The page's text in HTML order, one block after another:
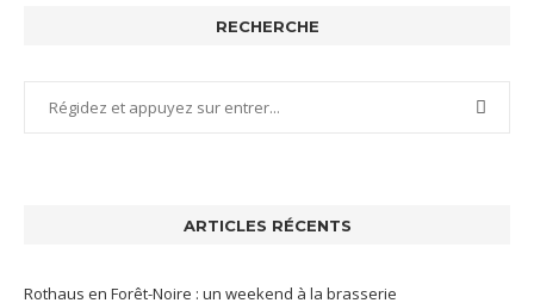
RECHERCHE
ARTICLES RÉCENTS
Rothaus en Forêt-Noire : un weekend à la brasserie